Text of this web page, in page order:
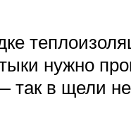
нужно
так в щели не